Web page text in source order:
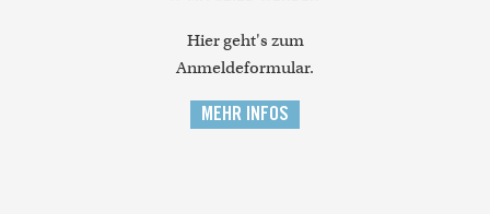
Hier geht's zum
Anmeldeformular.
MEHR INFOS